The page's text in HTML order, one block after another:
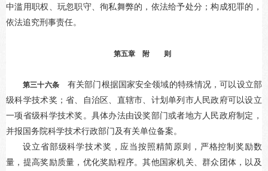
中滥用职权、玩忽职守、徇私舞弊的，依法给予处分；构成犯罪的，
依法追究刑事责任。
第五章 附 则
第三十六条有关部门根据国家安全领域的特殊情况，可以设立部
级科学技术奖；省、自治区、直辖市、计划单列市人民政府可以设立
一项省级科学技术奖。具体办法由设奖部门或者地方人民政府制定，
并报国务院科学技术行政部门及有关单位备案。
设立省部级科学技术奖，应当按照精简原则，严格控制奖励数
量，提高奖励质量，优化奖励程序。其他国家机关、群众团体，以及